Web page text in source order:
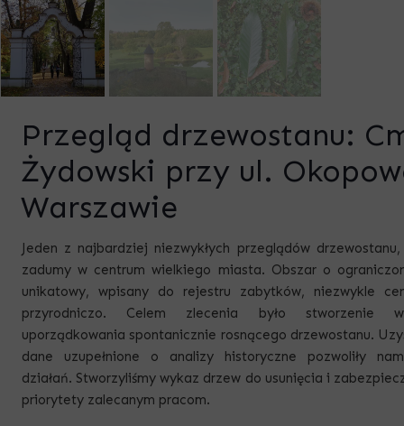
Przegląd drzewostanu:
Żydowski przy ul.
Warszawie
Jeden z najbardziej niezwykłych przeglądów
zadumy w centrum wielkiego miasta. Obszar o
unikatowy, wpisany do rejestru zabytków, niezwykle
przyrodniczo. Celem zlecenia było stworzenie
uporządkowania spontanicznie rosnącego drzewostanu.
dane uzupełnione o analizy historyczne pozwoliły
działań. Stworzyliśmy wykaz drzew do usunięcia i
priorytety zalecanym pracom.